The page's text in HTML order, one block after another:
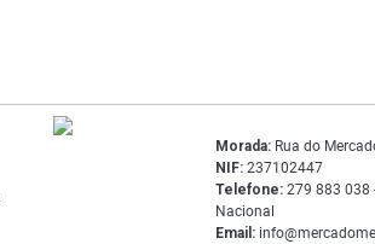
Morada:Rua do
NIF:237102447
Telefone:279 883 038
Nacional
Email: